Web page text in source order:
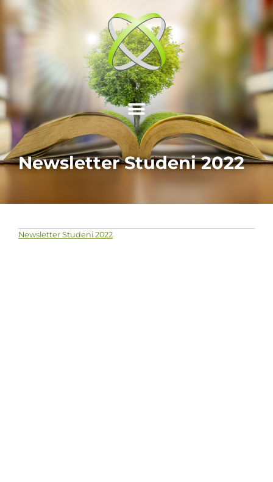
Newsletter Studeni 2022
Newsletter Studeni 2022